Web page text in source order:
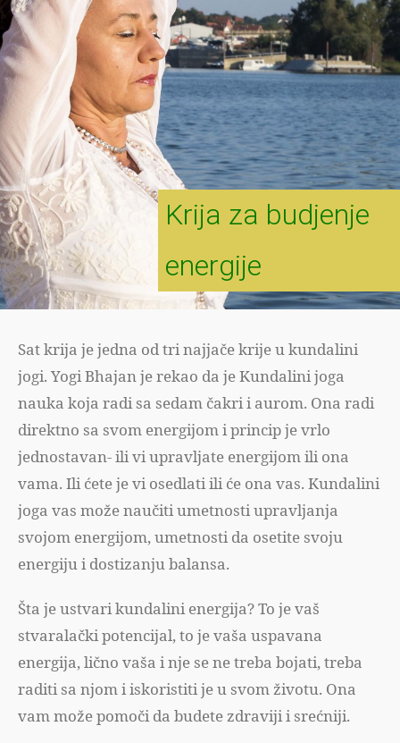
Krija za budjenje
energije
Sat krija je jedna od tri najjače krije u kundalini
jogi. Yogi Bhajan je rekao da je Kundalini joga
nauka koja radi sa sedam čakri i aurom. Ona radi
direktno sa svom energijom i princip je vrlo
jednostavan- ili vi upravljate energijom ili ona
vama. Ili ćete je vi osedlati ili će ona vas. Kundalini
joga vas može naučiti umetnosti upravljanja
svojom energijom, umetnosti da osetite svoju
energiju i dostizanju balansa.
Šta je ustvari kundalini energija? To je vaš
stvaralački potencijal, to je vaša uspavana
energija, lično vaša i nje se ne treba bojati, treba
raditi sa njom i iskoristiti je u svom životu. Ona
vam može pomoči da budete zdraviji i srećniji.